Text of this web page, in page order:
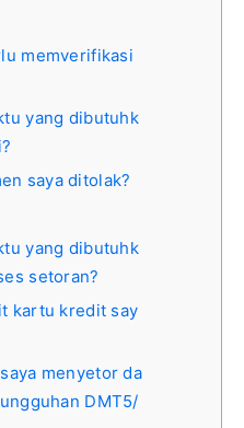
memverifikasi
yang dibutuhk
saya ditolak?
yang dibutuhk
setoran?
kartu kredit say
menyetor da
DMT5/